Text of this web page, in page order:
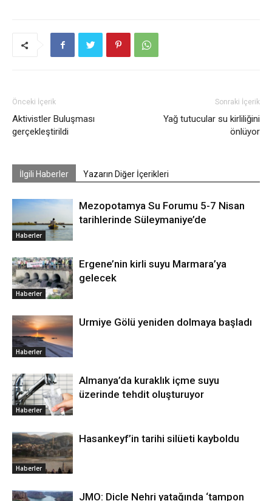
Önceki İçerik
Aktivistler Buluşması
gerçekleştirildi
Sonraki İçerik
Yağ tutucular su kirliliğini
önlüyor
İlgili Haberler Yazarın Diğer İçerikleri
Haberler
Mezopotamya Su Forumu 5-7 Nisan
tarihlerinde Süleymaniye’de
Haberler
Ergene’nin kirli suyu Marmara’ya
gelecek
Haberler
Urmiye Gölü yeniden dolmaya başladı
Haberler
Almanya’da kuraklık içme suyu
üzerinde tehdit oluşturuyor
Haberler
Hasankeyf’in tarihi silüeti kayboldu
JMO: Dicle Nehri yatağında ‘tampon